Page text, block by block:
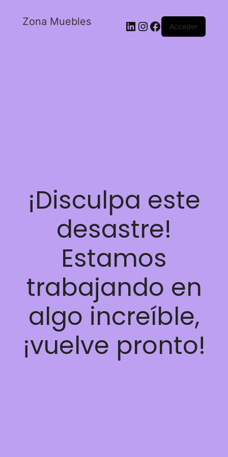
Zona Muebles Acceder
¡Disculpa este
desastre!
Estamos
trabajando en
algo increíble,
¡vuelve pronto!